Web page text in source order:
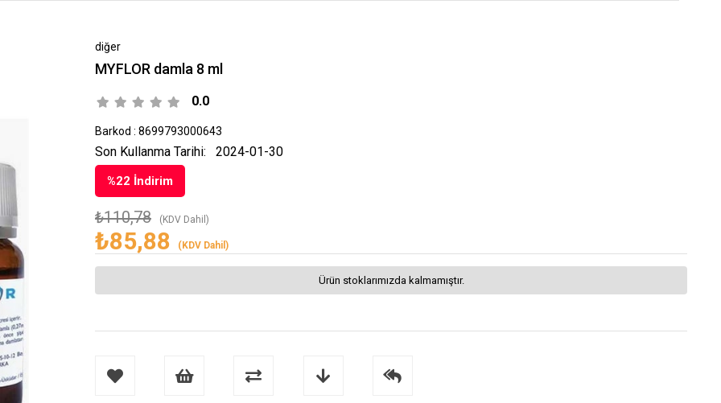
diğer
MYFLOR damla 8 ml
0.0
Barkod : 8699793000643
%22 İndirim
₺110,78 (KDV Dahil)
₺85,88 (KDV Dahil)
Son Kullanma Tarihi: 2024-01-30
Ürün stoklarımızda kalmamıştır.